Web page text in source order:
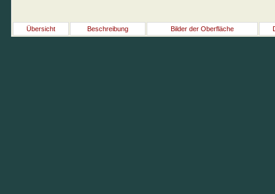
Übersicht Beschreibung Bilder der Oberfläche